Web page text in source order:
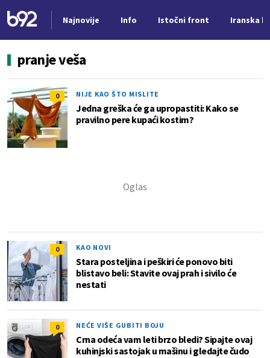
Najnovije Info Istočni front Iranska
pranje veša
0 NIJE KAO ŠTO MISLITE
Jedna greška će ga upropastiti: Kako se
pravilno pere kupaći kostim?
0 KAO NOVI
Stara posteljina i peškiri će ponovo biti
blistavo beli: Stavite ovaj prah i sivilo će
nestati
0 NEĆE VIŠE GUBITI BOJU
Crna odeća vam leti brzo bledi? Sipajte ovaj
kuhinjski sastojak u mašinu i gledajte čudo